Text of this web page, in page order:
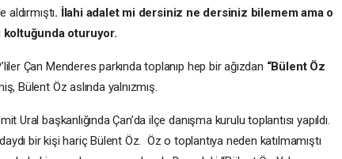
. İlahi adalet mi dersiniz ne dersiniz bilemem ama o
koltuğunda oturuyor.
Çan Menderes parkında toplanıp hep bir ağızdan “Bülent Öz
Bülent Öz aslında yalnızmış.
Ural başkanlığında Çan’da ilçe danışma kurulu toplantısı yapıldı.
bir kişi hariç Bülent Öz. Öz o toplantıya neden katılmamıştı